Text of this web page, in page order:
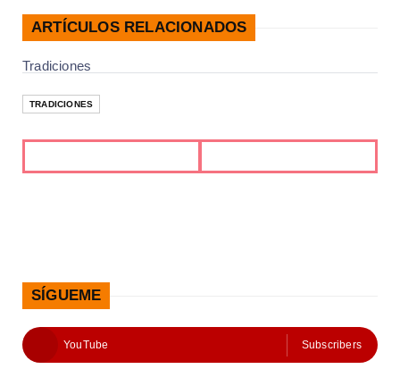
ARTÍCULOS RELACIONADOS
Tradiciones
TRADICIONES
SÍGUEME
YouTube Subscribers